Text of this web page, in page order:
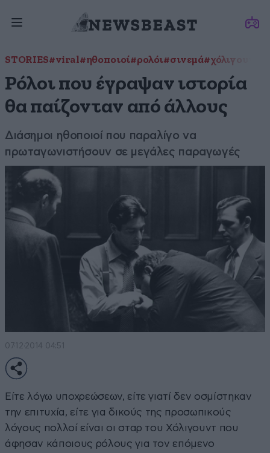
STORIES#viral#ηθοποιοί#ρολόι#σινεμά#χόλιγουντ
Ρόλοι που έγραψαν ιστορία
θα παίζονταν από άλλους
Διάσημοι ηθοποιοί που παραλίγο να
πρωταγωνιστήσουν σε μεγάλες παραγωγές
07·12·2014 04:51
Είτε λόγω υποχρεώσεων, είτε γιατί δεν οσμίστηκαν
την επιτυχία, είτε για δικούς της προσωπικούς
λόγους πολλοί είναι οι σταρ του Χόλιγουντ που
άφησαν κάποιους ρόλους για τον επόμενο